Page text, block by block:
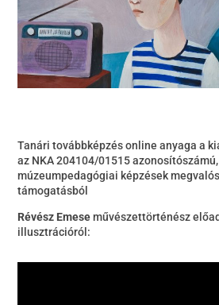
Tanári továbbképzés online anyaga a
az NKA 204104/01515
múzeumpedagógiai képzések
támogatásból
Révész Emeseművészettörténész
illusztrációról: